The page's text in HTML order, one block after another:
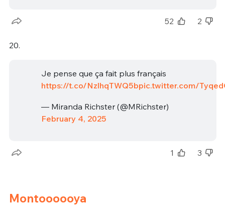
52 2
20.
Je pense que ça fait plus français
https://t.co/NzlhqTWQ5bpic.twitter.com/
— Miranda Richster (@MRichster)
February 4, 2025
1 3
Montoooooya